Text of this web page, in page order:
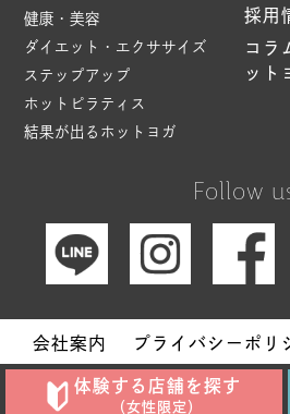
Follow
健康・美容
ダイエット・エクササイズ
ステップアップ
ホットピラティス
結果が出るホットヨガ
採用
コラ
ット
会社案内 プライバシーポリ
サイトマッ
Copyright © Hot Yoga Studio
体験する店舗を探す
（女性限定）